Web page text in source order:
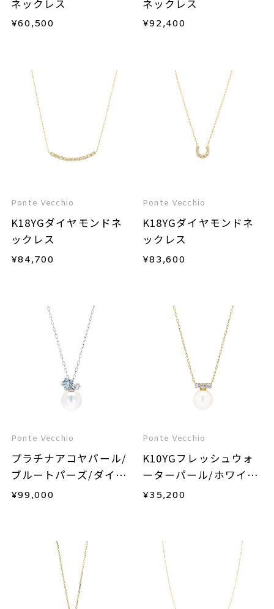
ネックレス
¥60,500
ネックレス
¥92,400
Ponte Vecchio
K18YGダイヤモンドネ
ックレス
¥84,700
Ponte Vecchio
K18YGダイヤモンドネ
ックレス
¥83,600
Ponte Vecchio
プラチナアコヤパール/
ブルートパーズ/ダイヤ
モンドネックレス
¥99,000
Ponte Vecchio
K10YGフレッシュウォ
ーターパール/ホワイト
トパーズネックレス
¥35,200